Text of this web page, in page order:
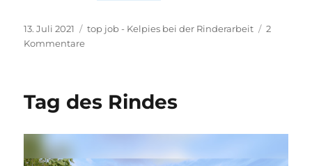
Veröffentlicht
am
13. Juli 2021 Kategorien
top job - Kelpies bei der Rinderarbeit
2
Kommentarezu
nur
Tag des Rindes